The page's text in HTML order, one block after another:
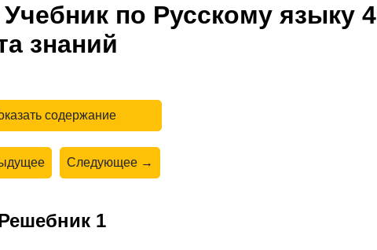
по Русскому языку 4
знаний
содержание
Следующее →
1